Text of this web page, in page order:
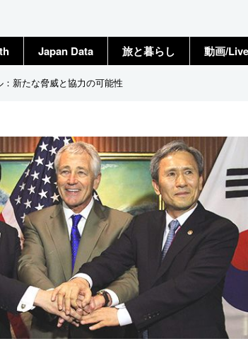
Japan Data 旅と暮らし 動画/Live
新たな脅威と協力の可能性